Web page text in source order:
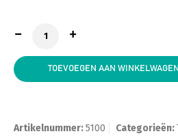
Voegmortel Tegels WIT 6 kg
TOEVOEGEN AAN WINKELWAGEN
Artikelnummer:5100 Categorieën: